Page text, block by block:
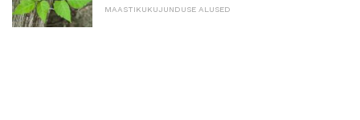
MAASTIKUKUJUNDUSE ALUSED